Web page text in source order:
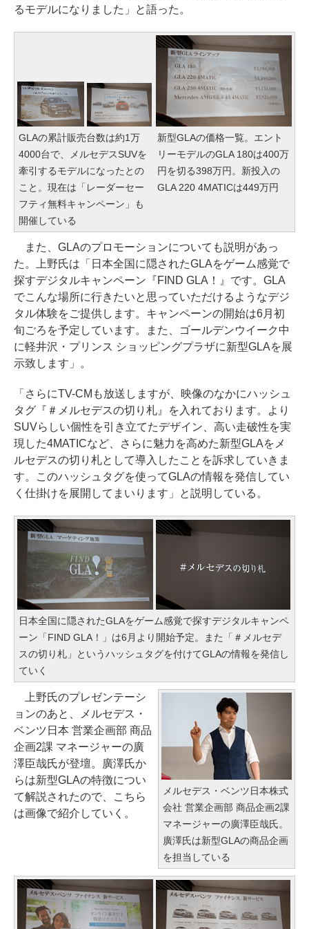
るモデルになりました」と語った。
GLAの累計販売台数は約1万
4000台で、メルセデスSUVを
牽引するモデルになったとの
こと。現在は「レーダーセー
フティ無料キャンペーン」も
開催している
新型GLAの価格一覧。エント
リーモデルのGLA 180は400万
円を切る398万円。新投入の
GLA 220 4MATICは449万円
また、GLAのプロモーションについても説明があっ
た。上野氏は「日本全国に隠されたGLAをゲーム感覚で
探すデジタルキャンペーン『FIND GLA！』です。GLA
でこんな場所に行きたいと思っていただけるようなデジ
タル体験をご提供します。キャンペーンの開始は6月初
旬ごろを予定しています。また、ゴールデンウイーク中
に軽井沢・プリンス ショッピングプラザに新型GLAを展
示致します」。
「さらにTV-CMも放送しますが、映像のなかにハッシュ
タグ『＃メルセデスの切り札』を入れております。より
SUVらしい個性を引き立てたデザイン、高い走破性を実
現した4MATICなど、さらに魅力を高めた新型GLAをメ
ルセデスの切り札として導入したことを訴求していきま
す。このハッシュタグを使ってGLAの情報を発信してい
く仕掛けを展開してまいります」と説明している。
日本全国に隠されたGLAをゲーム感覚で探すデジタルキャンペ
ーン「FIND GLA！」は6月より開始予定。また「＃メルセデ
スの切り札」というハッシュタグを付けてGLAの情報を発信し
ていく
メルセデス・ベンツ日本株式
会社 営業企画部 商品企画2課
マネージャーの廣澤臣哉氏。
廣澤氏は新型GLAの商品企画
を担当している
上野氏のプレゼンテーシ
ョンのあと、メルセデス・
ベンツ日本 営業企画部 商品
企画2課 マネージャーの廣
澤臣哉氏が登壇。廣澤氏か
らは新型GLAの特徴につい
て解説されたので、こちら
は画像で紹介していく。